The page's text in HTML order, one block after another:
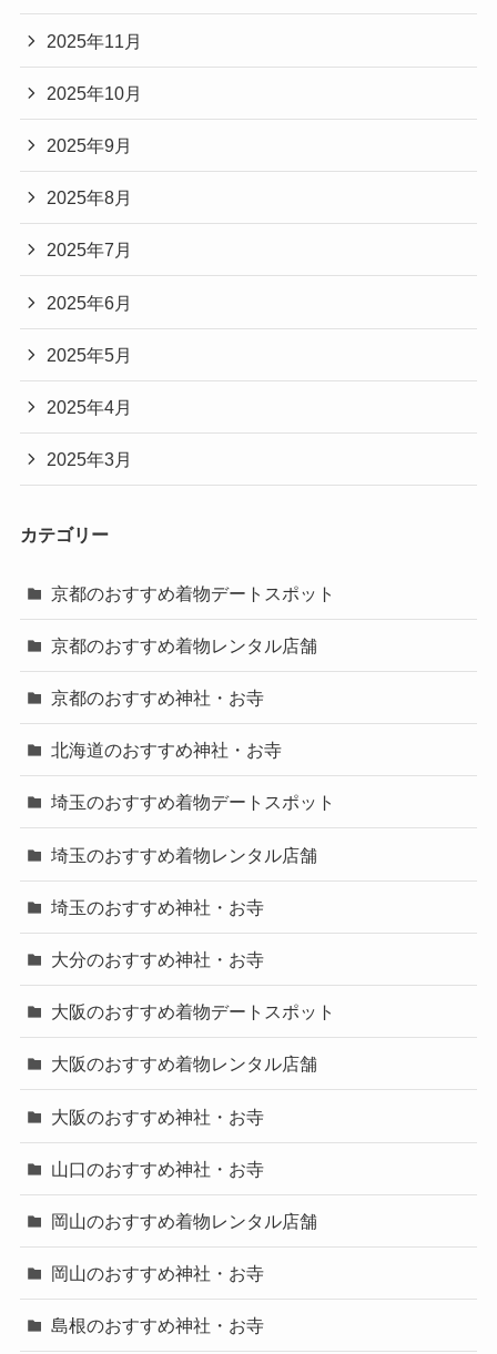
2025年11月
2025年10月
2025年9月
2025年8月
2025年7月
2025年6月
2025年5月
2025年4月
2025年3月
カテゴリー
京都のおすすめ着物デートスポット
京都のおすすめ着物レンタル店舗
京都のおすすめ神社・お寺
北海道のおすすめ神社・お寺
埼玉のおすすめ着物デートスポット
埼玉のおすすめ着物レンタル店舗
埼玉のおすすめ神社・お寺
大分のおすすめ神社・お寺
大阪のおすすめ着物デートスポット
大阪のおすすめ着物レンタル店舗
大阪のおすすめ神社・お寺
山口のおすすめ神社・お寺
岡山のおすすめ着物レンタル店舗
岡山のおすすめ神社・お寺
島根のおすすめ神社・お寺